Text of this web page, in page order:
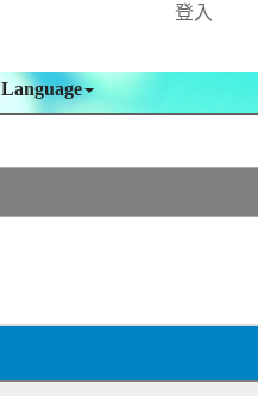
登入
Language